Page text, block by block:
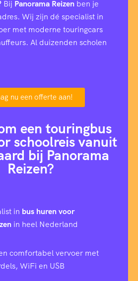
Bij Panorama Reizen ben je
Wij zijn dé specialist in
met moderne touringcars
Al duizenden scholen
nu een offerte aan!
een touringbus
schoolreis vanuit
bij Panorama
Reizen?
in bus huren voor
in heel Nederland
comfortabel vervoer met
WiFi en USB